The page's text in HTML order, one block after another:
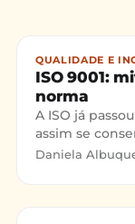
QUALIDADE E
ISO 9001:
norma
A ISO já
assim se
Neste post
Daniela